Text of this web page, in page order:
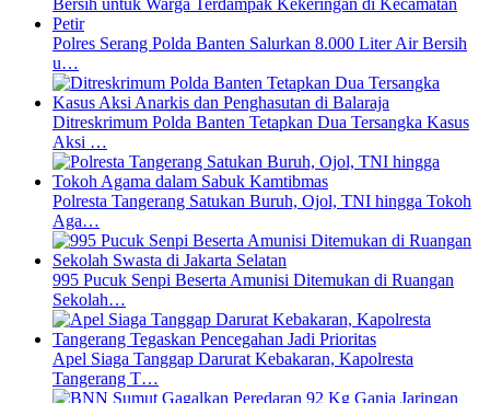
Polres Serang Polda Banten Salurkan 8.000 Liter Air Bersih
u…
Ditreskrimum Polda Banten Tetapkan Dua Tersangka Kasus
Aksi …
Polresta Tangerang Satukan Buruh, Ojol, TNI hingga Tokoh
Aga…
995 Pucuk Senpi Beserta Amunisi Ditemukan di Ruangan
Sekolah…
Apel Siaga Tanggap Darurat Kebakaran, Kapolresta
Tangerang T…